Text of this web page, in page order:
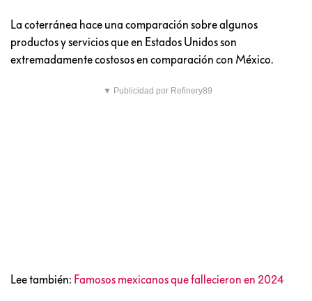
La coterránea hace una comparación sobre algunos
productos y servicios que en Estados Unidos son
extremadamente costosos en comparación con México.
▼ Publicidad por Refinery89
Lee también: Famosos mexicanos que fallecieron en 2024